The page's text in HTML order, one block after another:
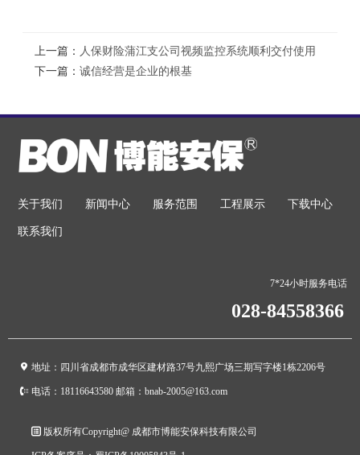
上一篇： 人保财险蒲江支公司视频监控系统顺利交付使用
下一篇： 诚信经营是企业的根基
关于我们 新闻中心 服务范围 工程展示 下载中心
联系我们
7*24小时服务电话
028-84558366
地址：四川省成都市成华区建材路37号九熙广场三期写字楼1栋2206号
电话：18116643580 邮箱：bnab-2005@163.com
版权所有Copyright@ 成都市博能安保科技有限公司